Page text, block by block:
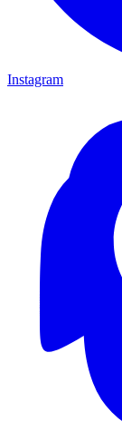
Instagram